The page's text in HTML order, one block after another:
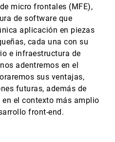
micro frontales (MFE),
de software que
aplicación en piezas
cada una con su
e infraestructura de
adentremos en el
sus ventajas,
futuras, además de
el contexto más amplio
front-end.